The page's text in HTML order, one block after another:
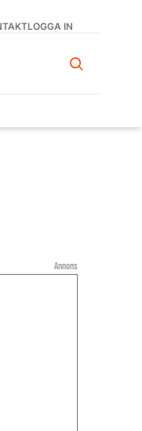
LOGGA IN
Annons